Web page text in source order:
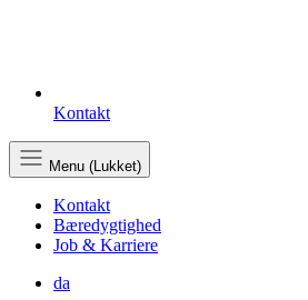
Kontakt
Menu (Lukket)
Kontakt
Bæredygtighed
Job & Karriere
da